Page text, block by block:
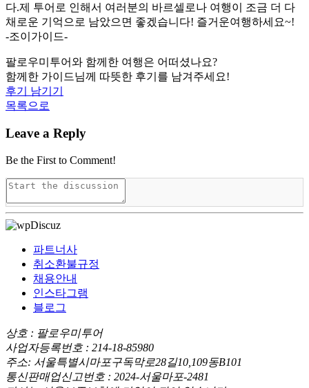
다.제 투어로 인해서 여러분의 바르셀로나 여행이 조금 더 다
채로운 기억으로 남았으면 좋겠습니다! 즐거운여행하세요~!
-조이가이드-
팔로우미투어와 함께한 여행은 어떠셨나요?
함께한 가이드님께 따뜻한 후기를 남겨주세요!
후기 남기기
목록으로
Leave a Reply
Be the First to Comment!
파트너사
취소환불규정
채용안내
인스타그램
블로그
상호 : 팔로우미투어
사업자등록번호 : 214-18-85980
주소: 서울특별시마포구독막로28길10,109동B101
통신판매업신고번호 : 2024-서울마포-2481